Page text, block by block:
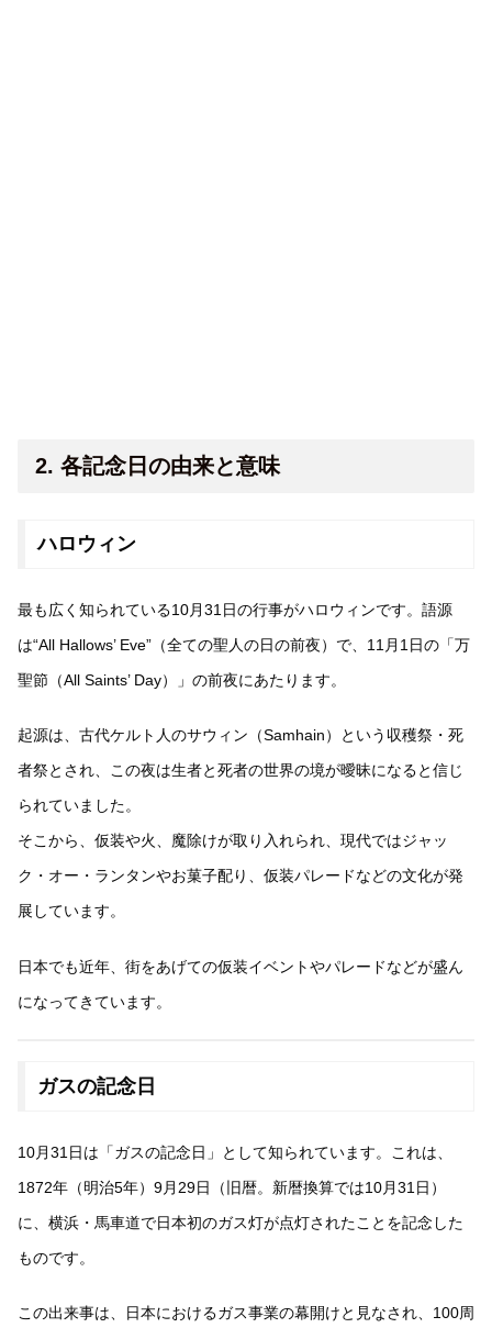
2. 各記念日の由来と意味
ハロウィン
最も広く知られている10月31日の行事がハロウィンです。語源
は“All Hallows’ Eve”（全ての聖人の日の前夜）で、11月1日の「万
聖節（All Saints’ Day）」の前夜にあたります。
起源は、古代ケルト人のサウィン（Samhain）という収穫祭・死
者祭とされ、この夜は生者と死者の世界の境が曖昧になると信じ
られていました。
そこから、仮装や火、魔除けが取り入れられ、現代ではジャッ
ク・オー・ランタンやお菓子配り、仮装パレードなどの文化が発
展しています。
日本でも近年、街をあげての仮装イベントやパレードなどが盛ん
になってきています。
ガスの記念日
10月31日は「ガスの記念日」として知られています。これは、
1872年（明治5年）9月29日（旧暦。新暦換算では10月31日）
に、横浜・馬車道で日本初のガス灯が点灯されたことを記念した
ものです。
この出来事は、日本におけるガス事業の幕開けと見なされ、100周